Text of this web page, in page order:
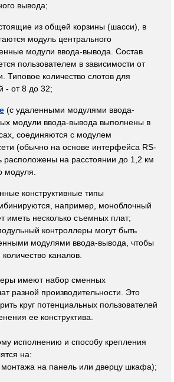
вывода;
из общей корзины (шасси), в
модуль центрального
модули ввода-вывода. Состав
пользователем в зависимости от
Типовое количество слотов для
- от 8 до 32;
(с удаленными модулями ввода-
модули ввода-вывода выполнены в
соединяются с модулем
(обычно на основе интерфейса RS-
расположены на расстоянии до 1,2 км
модуля.
конструктивные типы
например, моноблочный
иметь несколько съемных плат;
контроллеры могут быть
модулями ввода-вывода, чтобы
каналов.
имеют набор сменных
разной производительности. Это
круг потенциальных пользователей
ее конструктива.
исполнению и способу крепления
на:
на панель или дверцу шкафа);